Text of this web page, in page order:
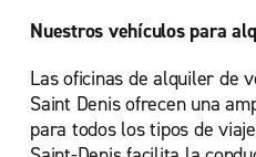
París, Porte de Versailles
París, Saint-Denis
París, Saint-Lazare
Nuestros vehículos para
Las oficinas de alquiler de
Saint Denis ofrecen una
para todos los tipos de